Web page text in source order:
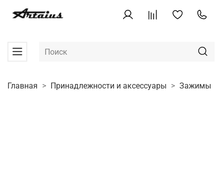
Главная Принадлежности и аксессуары Зажимы